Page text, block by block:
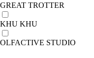
GREAT TROTTER
KHU KHU
OLFACTIVE STUDIO